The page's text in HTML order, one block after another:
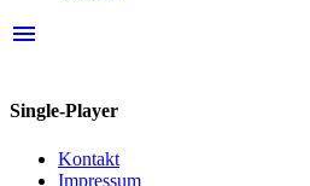
menu
Single-Player
Kontakt